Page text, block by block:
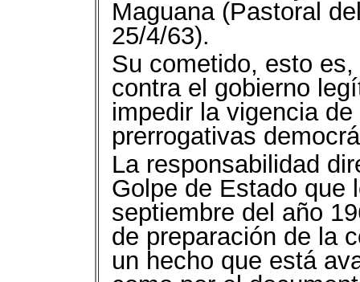
Maguana (Pastoral
25/4/63).
Su cometido, esto
contra el gobierno
impedir la vigencia
prerrogativas
La responsabilidad
Golpe de Estado que
septiembre del año
de preparación de la
un hecho que está